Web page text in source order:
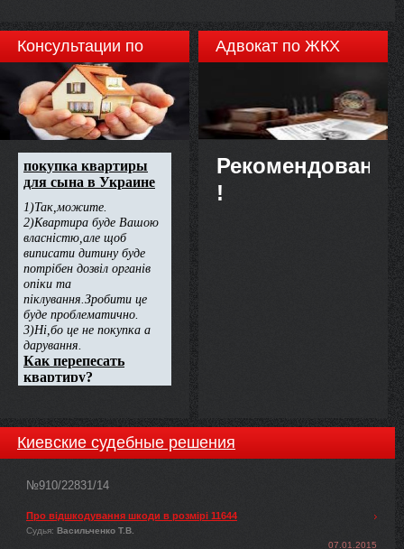
Консультации по
недвижимости
Адвокат по ЖКХ
Рекомендовано
!
Киевские судебные решения
№910/22831/14
Про відшкодування шкоди в розмірі 11644
Судья: Васильченко Т.В.
07.01.2015